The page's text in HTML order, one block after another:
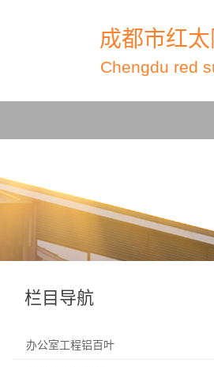
成都市红
Chengdu red
栏目导航
办公室工程铝百叶